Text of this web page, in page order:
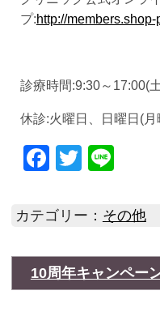
プ:http://members.shop-
診療時間:9:30～17:00(
休診:火曜日、日曜日(
Facebook
Twitter
Line
カテゴリー： その他
10周年キャンペー